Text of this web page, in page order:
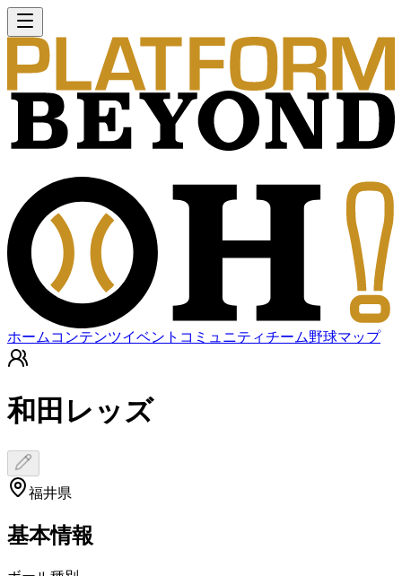
ホーム コンテンツイベント コミュニティチーム野球マップ
和田レッズ
福井県
基本情報